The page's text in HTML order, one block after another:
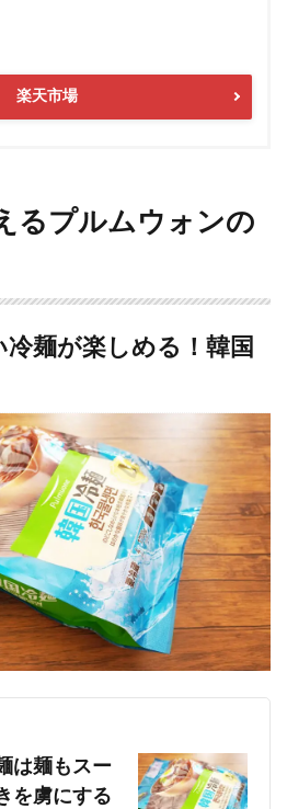
楽天市場
るプルムウォンの
麺が楽しめる！韓国
は麺もスー
を虜にする